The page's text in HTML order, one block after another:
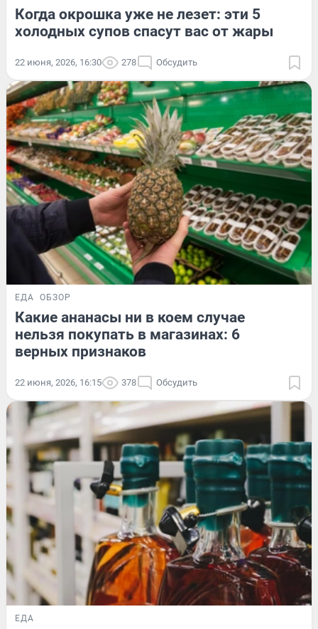
Когда окрошка уже не лезет: эти 5
холодных супов спасут вас от жары
22 июня, 2026, 16:30 278 Обсудить
ЕДА ОБЗОР
Какие ананасы ни в коем случае
нельзя покупать в магазинах: 6
верных признаков
22 июня, 2026, 16:15 378 Обсудить
ЕДА